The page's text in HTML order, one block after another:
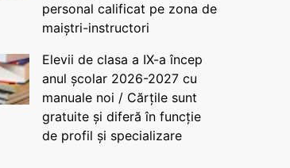
personal calificat pe zona de
maiștri-instructori
Elevii de clasa a IX-a încep
anul școlar 2026-2027 cu
manuale noi / Cărțile sunt
gratuite și diferă în funcție
de profil și specializare